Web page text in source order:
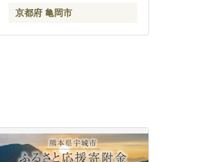
送不可
京都府 亀岡市